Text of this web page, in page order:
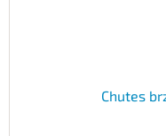
Chutes